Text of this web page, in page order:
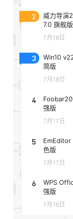
2
威力导演
7.0 旗舰版
7月18日
3
Win10
简版
7月18日
4
强版
7月17日
5
EmEditor
色版
7月17日
6
WPS
强版
7月16日